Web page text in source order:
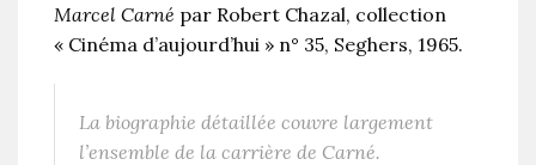
Marcel Carné par Robert Chazal, collection
« Cinéma d’aujourd’hui » n° 35, Seghers, 1965.
La biographie détaillée couvre largement
l’ensemble de la carrière de Carné.